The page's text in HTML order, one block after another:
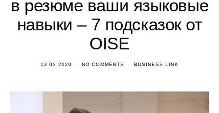
в резюме ваши языковые
навыки – 7 подсказок от
OISE
13.03.2020 NO COMMENTS BUSINESS LINK